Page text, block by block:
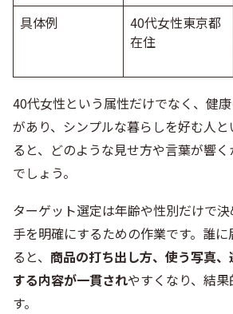
具体例
40代女性東京都
在住
40代女性という属性だけでなく、健
があり、シンプルな暮らしを好む人
ると、どのような見せ方や言葉が響
でしょう。
ターゲット選定は年齢や性別だけで
手を明確にするための作業です。誰
ると、 商品の打ち出し方、使う写真
する内容が一貫されやすくなり、結
す。